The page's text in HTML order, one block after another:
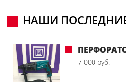
НАШИ
7 000 руб.